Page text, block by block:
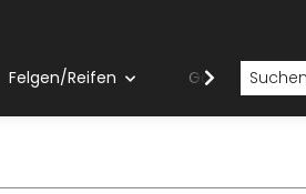
Felgen/Reifen Gabeln